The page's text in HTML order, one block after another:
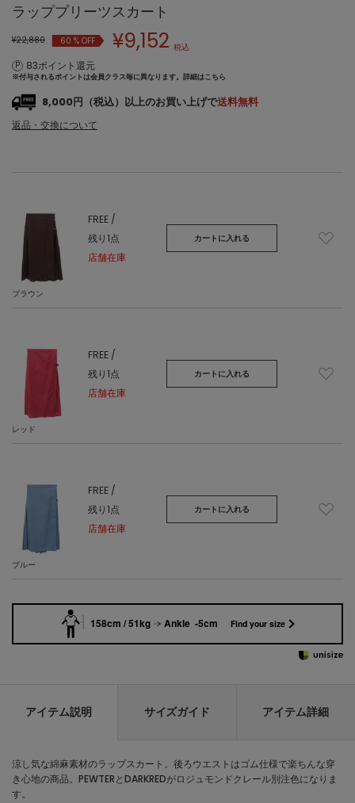
ラッププリーツスカート
¥22,880 60% OFF ¥9,152 税込
83ポイント還元
※付与されるポイントは会員クラス毎に異なります。 詳細はこちら
8,000円（税込）以上のお買い上げで送料無料
返品・交換について
ブラウン
FREE /
残り1点
店舗在庫
カートに入れる
レッド
FREE /
残り1点
店舗在庫
カートに入れる
ブルー
FREE /
残り1点
店舗在庫
カートに入れる
158cm / 51kg Ankle -5cm Find your size
アイテム説明 サイズガイド アイテム詳細
涼し気な綿麻素材のラップスカート。後ろウエストはゴム仕様で楽ちんな穿
き心地の商品。PEWTERとDARKREDがロジュモンドクレール別注色になりま
す。